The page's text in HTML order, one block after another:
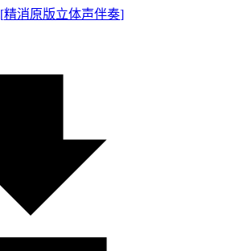
[精消原版立体声伴奏]